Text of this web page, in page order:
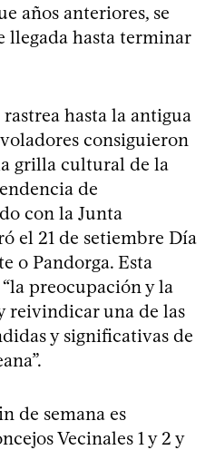
años anteriores, se
llegada hasta terminar
hasta la antigua
consiguieron
grilla cultural de la
de
con la Junta
el 21 de setiembre Día
o Pandorga. Esta
preocupación y la
reivindicar una de las
y significativas de
de semana es
Vecinales 1 y 2 y